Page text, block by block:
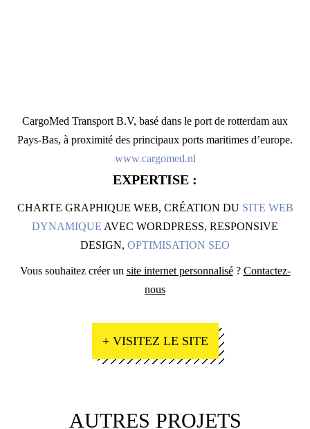
CargoMed Transport B.V, basé dans le port de rotterdam aux
Pays-Bas, à proximité des principaux ports maritimes d’europe.
www.cargomed.nl
EXPERTISE :
CHARTE GRAPHIQUE WEB, CRÉATION DU SITE WEB
DYNAMIQUE AVEC WORDPRESS, RESPONSIVE
DESIGN, OPTIMISATION SEO
Vous souhaitez créer un site internet personnalisé? Contactez-
nous
+ VISITEZ LE SITE
AUTRES PROJETS